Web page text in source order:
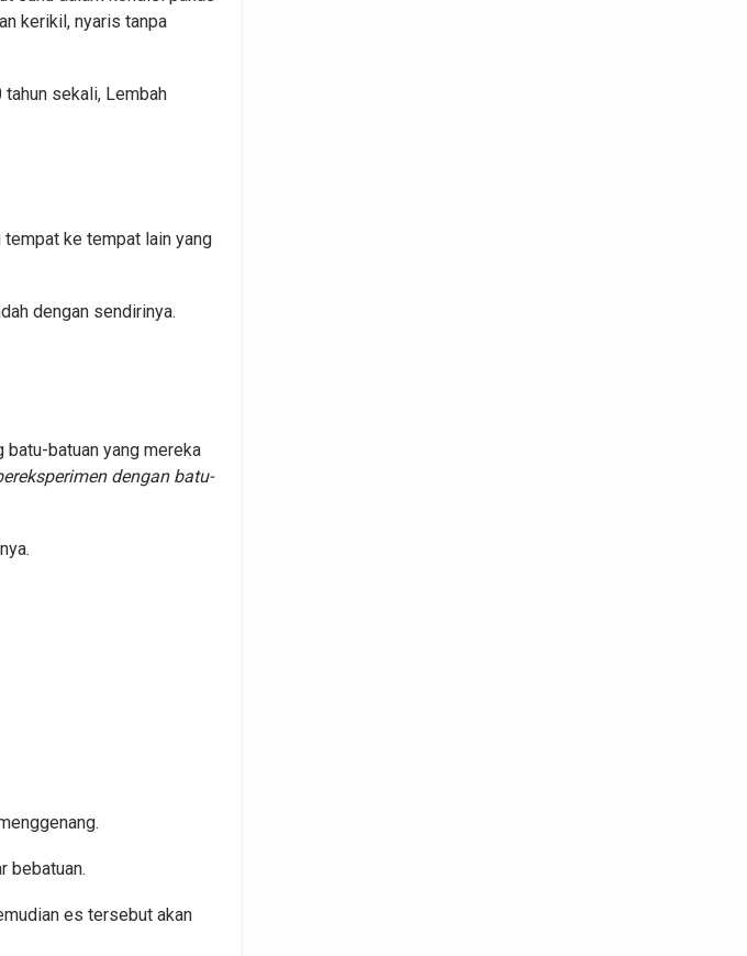
kerikil, nyaris tanpa
sekali, Lembah
ke tempat lain yang
dengan sendirinya.
batu-batuan yang mereka
dengan batu-
bebatuan.
es tersebut akan